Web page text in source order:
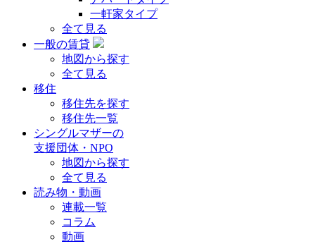
一軒家タイプ
全て見る
一般の賃貸
地図から探す
全て見る
移住
移住先を探す
移住先一覧
シングルマザーの
支援団体・NPO
地図から探す
全て見る
読み物・動画
連載一覧
コラム
動画